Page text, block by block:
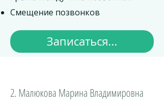
Смещение позвонков
Записаться...
2. Малюкова Марина Владимировна